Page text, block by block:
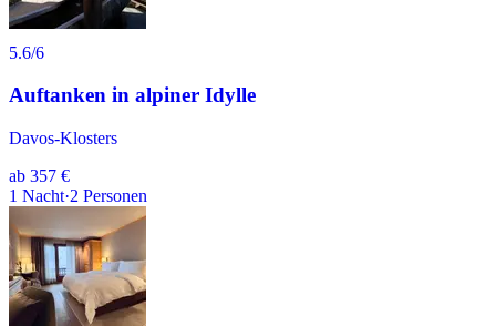
5.6/6
Auftanken in alpiner Idylle
Davos-Klosters
ab 357 €
1 Nacht·2 Personen